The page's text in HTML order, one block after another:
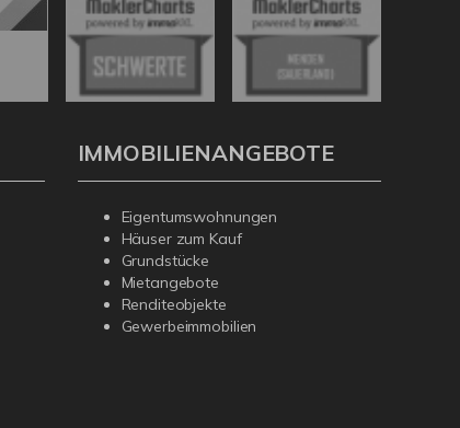
IMMOBILIENANGEBOTE
Eigentumswohnungen
Häuser zum Kauf
Grundstücke
Mietangebote
Renditeobjekte
Gewerbeimmobilien